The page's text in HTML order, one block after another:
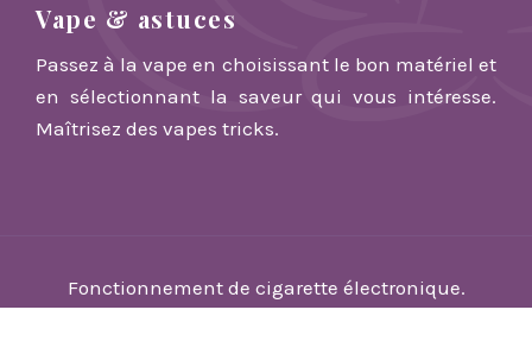
Vape & astuces
Passez à la vape en choisissant le bon matériel et
en sélectionnant la saveur qui vous intéresse.
Maîtrisez des vapes tricks.
Fonctionnement de cigarette électronique.